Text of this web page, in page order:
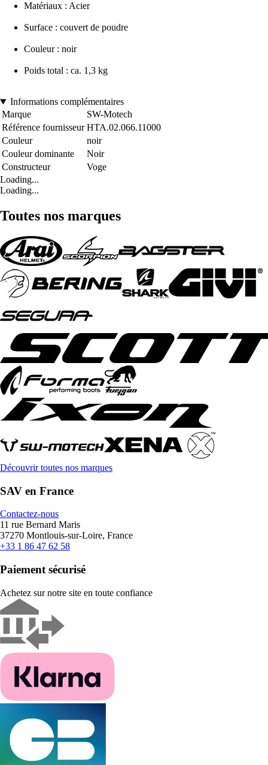
Matériaux : Acier
Surface : couvert de poudre
Couleur : noir
Poids total : ca. 1,3 kg
Informations complémentaires
Marque
SW-Motech
Référence fournisseur HTA.02.066.11000
Couleur
noir
Couleur dominante
Noir
Constructeur
Voge
Loading...
Loading...
Toutes nos marques
Découvrir toutes nos marques
SAV en France
Contactez-nous
11 rue Bernard Maris
37270 Montlouis-sur-Loire, France
+33 1 86 47 62 58
Paiement sécurisé
Achetez sur notre site en toute confiance